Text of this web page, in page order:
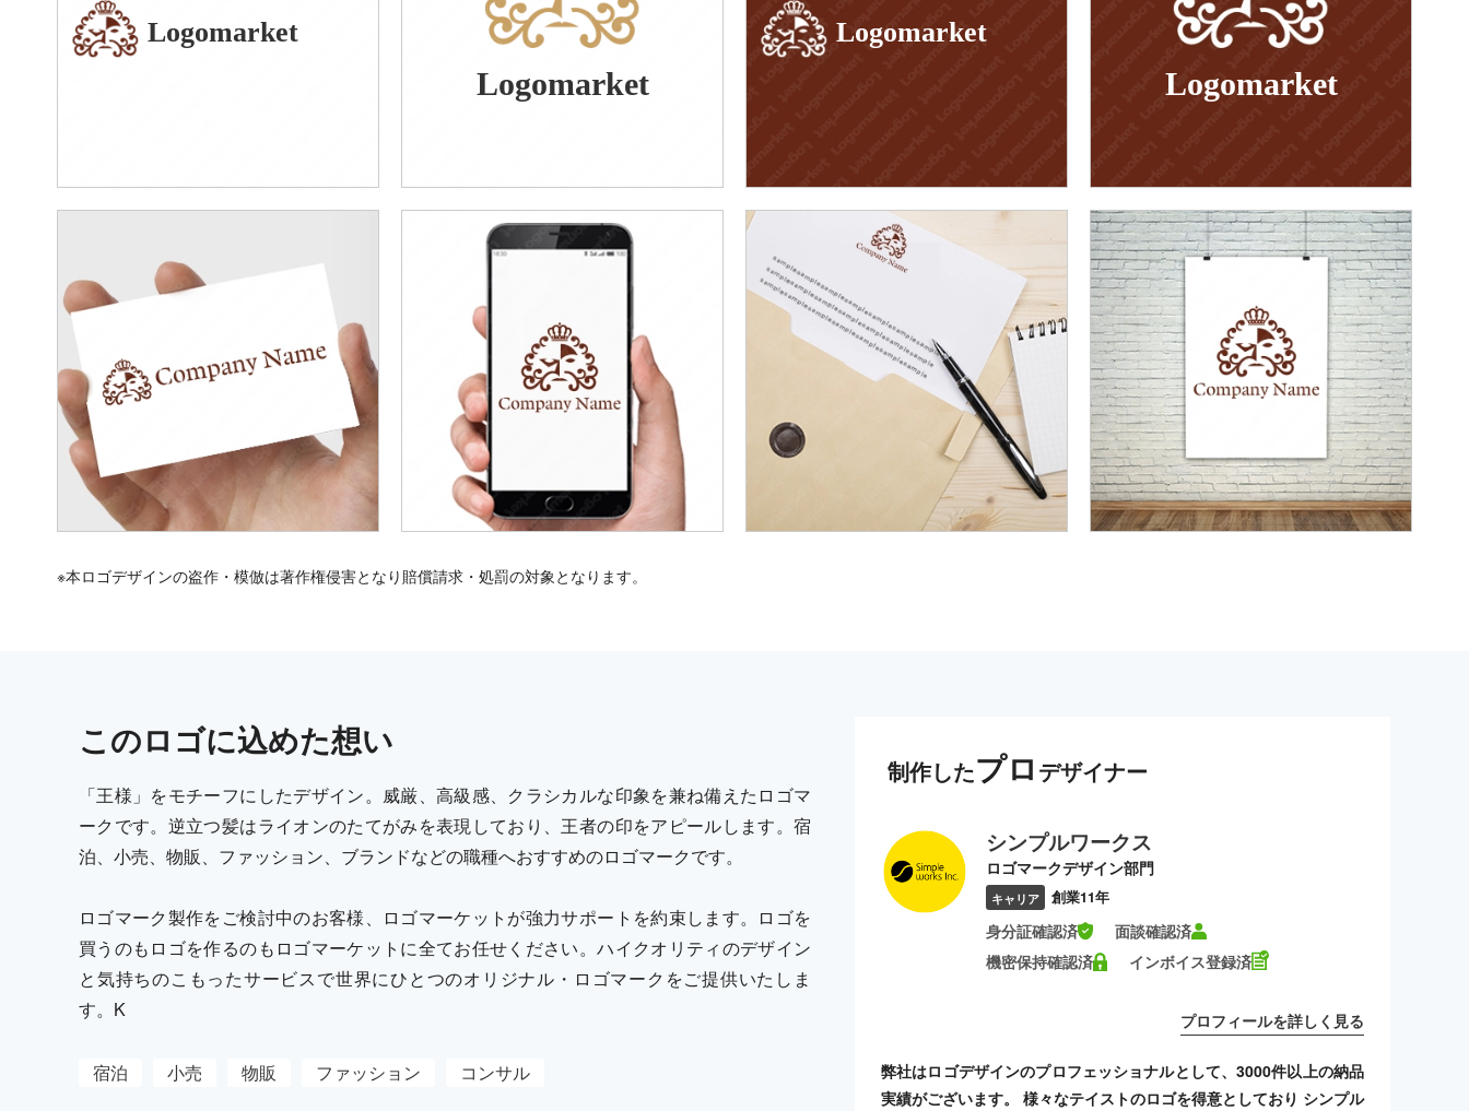
Logomarket
Logomarket
Logomarket
Logomarket
※本ロゴデザインの盗作・模倣は著作権侵害となり賠償請求・処罰の対象となります。
このロゴに込めた想い
「王様」をモチーフにしたデザイン。威厳、高級感、クラシカルな印象を兼ね備えたロゴマ
ークです。逆立つ髪はライオンのたてがみを表現しており、王者の印をアピールします。宿
泊、小売、物販、ファッション、ブランドなどの職種へおすすめのロゴマークです。
ロゴマーク製作をご検討中のお客様、ロゴマーケットが強力サポートを約束します。ロゴを
買うのもロゴを作るのもロゴマーケットに全てお任せください。ハイクオリティのデザイン
と気持ちのこもったサービスで世界にひとつのオリジナル・ロゴマークをご提供いたしま
す。K
宿泊 小売 物販 ファッション コンサル
制作したプロ デザイナー
シンプルワークス
ロゴマークデザイン部門
キャリア 創業11年
身分証確認済
面談確認済
機密保持確認済
インボイス登録済
プロフィールを詳しく見る
弊社はロゴデザインのプロフェッショナルとして、3000件以上の納品
実績がございます。 様々なテイストのロゴを得意としており シンプル